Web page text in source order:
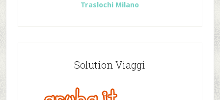
Traslochi Milano
Solution Viaggi